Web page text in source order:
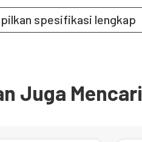
spesifikasi lengkap
Juga Mencari